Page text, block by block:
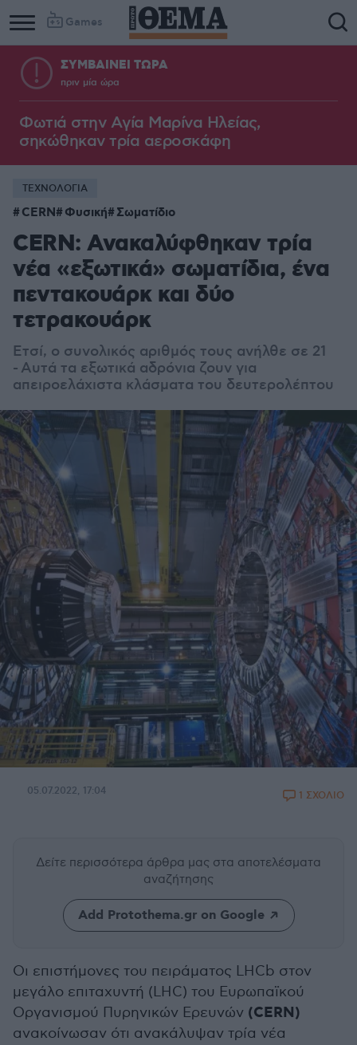
Games
ΣΥΜΒΑΙΝΕΙ ΤΩΡΑ
πριν μία ώρα
Φωτιά στην Aγία Μαρίνα Ηλείας,
σηκώθηκαν τρία αεροσκάφη
ΤΕΧΝΟΛΟΓΙΑ
CERN Φυσική Σωματίδιο
CERN: Ανακαλύφθηκαν τρία
νέα «εξωτικά» σωματίδια, ένα
πεντακουάρκ και δύο
τετρακουάρκ
Ετσί, ο συνολικός αριθμός τους ανήλθε σε 21
- Αυτά τα εξωτικά αδρόνια ζουν για
απειροελάχιστα κλάσματα του δευτερολέπτου
05.07.2022, 17:04 1 ΣΧΟΛΙΟ
Δείτε περισσότερα άρθρα μας στα αποτελέσματα
αναζήτησης
Add Protothema.gr on Google
Οι επιστήμονες του πειράματος LHCb στον
μεγάλο επιταχυντή (LHC) του Ευρωπαϊκού
Οργανισμού Πυρηνικών Ερευνών (CERN)
ανακοίνωσαν ότι ανακάλυψαν τρία νέα